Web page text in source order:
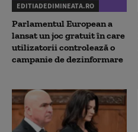
EDITIADEDIMINEATA.RO
Parlamentul European a
lansat un joc gratuit în care
utilizatorii controlează o
campanie de dezinformare